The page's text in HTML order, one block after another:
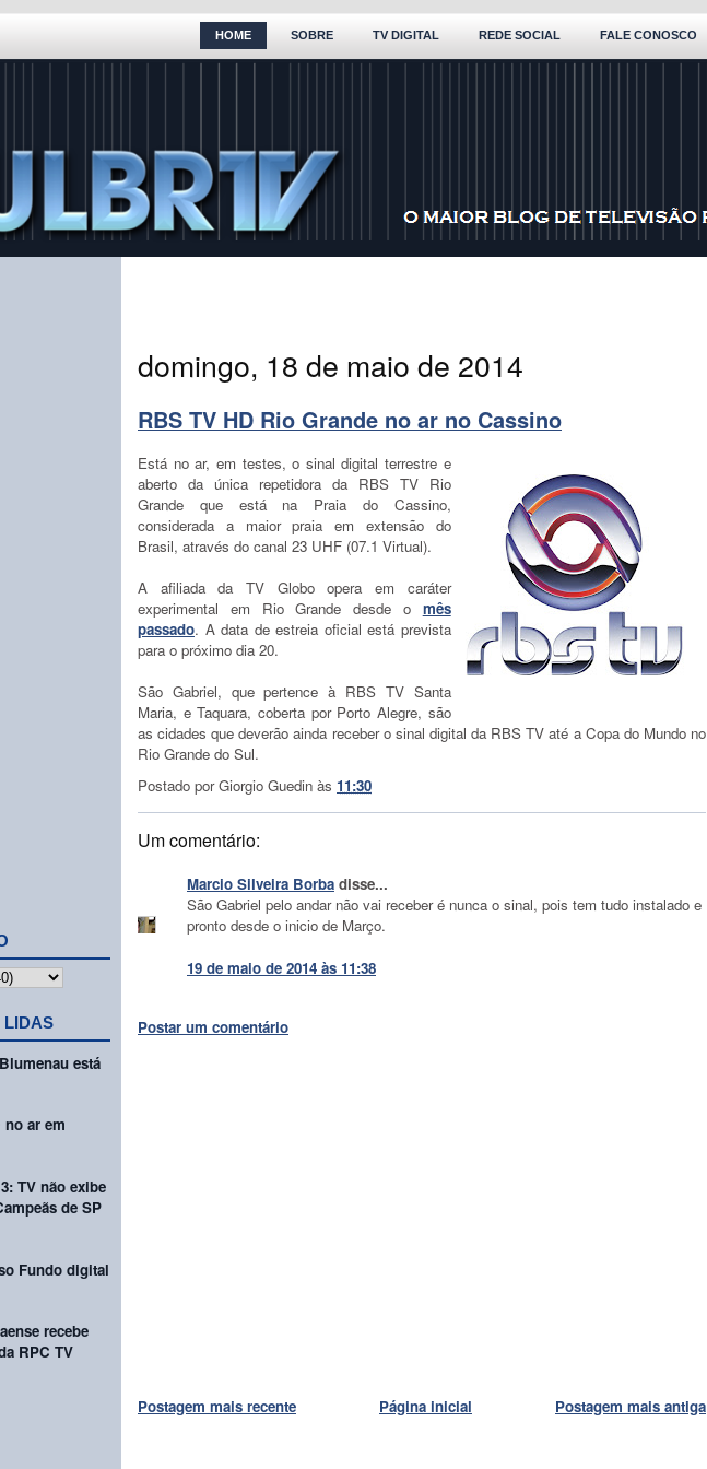
HOME SOBRE TV DIGITAL REDE SOCIAL FALE CONOSCO
LIDAS
está
no ar em
TV não exibe
de SP
Fundo digital
recebe
RPC TV
domingo, 18 de maio de 2014
RBS TV HD Rio Grande no ar no Cassino
Está no ar, em testes, o sinal digital terrestre e
aberto da única repetidora da RBS TV Rio
Grande que está na Praia do Cassino,
considerada a maior praia em extensão do
Brasil, através do canal 23 UHF (07.1 Virtual).
A afiliada da TV Globo opera em caráter
experimental em Rio Grande desde o mês
passado. A data de estreia oficial está prevista
para o próximo dia 20.
São Gabriel, que pertence à RBS TV Santa
Maria, e Taquara, coberta por Porto Alegre, são
as cidades que deverão ainda receber o sinal digital da RBS TV até a Copa do Mundo no
Rio Grande do Sul.
Postado porGiorgio Guedin às 11:30
Um comentário:
Marcio Silveira Borba disse...
São Gabriel pelo andar não vai receber é nunca o sinal, pois tem tudo instalado e
pronto desde o inicio de Março.
19 de maio de 2014 às 11:38
Postar um comentário
Postagem mais recente Postagem mais antiga
Página inicial